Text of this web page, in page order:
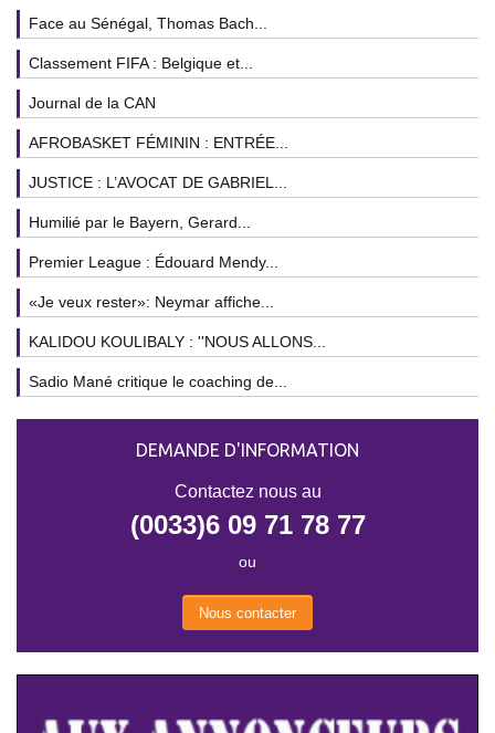
Face au Sénégal, Thomas Bach...
Classement FIFA : Belgique et...
Journal de la CAN
AFROBASKET FÉMININ : ENTRÉE...
JUSTICE : L’AVOCAT DE GABRIEL...
Humilié par le Bayern, Gerard...
Premier League : Édouard Mendy...
«Je veux rester»: Neymar affiche...
KALIDOU KOULIBALY : ''NOUS ALLONS...
Sadio Mané critique le coaching de...
DEMANDE D'INFORMATION
Contactez nous au
(0033)6 09 71 78 77
ou
Nous contacter